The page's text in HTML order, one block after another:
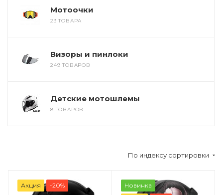
Мотоочки
23 ТОВАРА
Визоры и пинлоки
249 ТОВАРОВ
Детские мотошлемы
8 ТОВАРОВ
По индексу сортировки
Акция -20%
Новинка